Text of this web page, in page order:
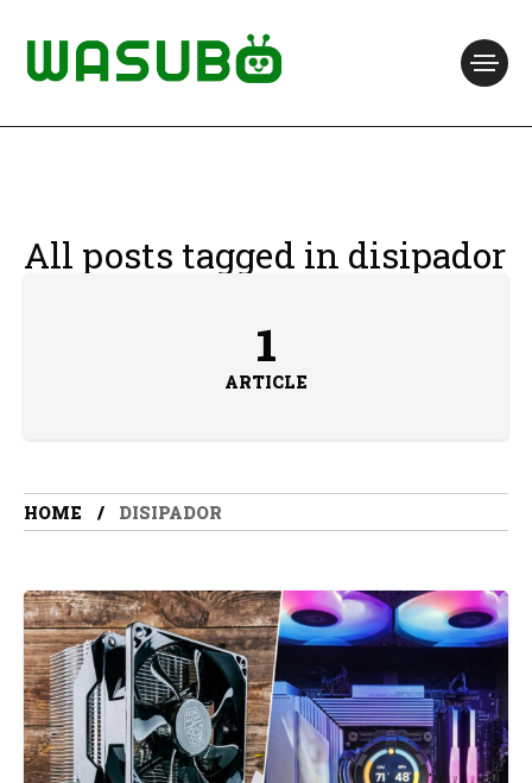
All posts tagged in disipador
1
ARTICLE
HOME DISIPADOR